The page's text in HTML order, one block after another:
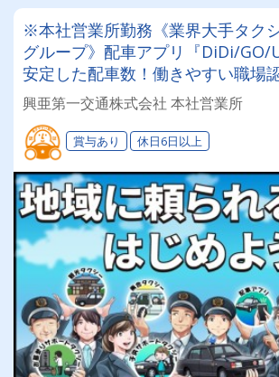
※本社営業所勤務《業界大手タク
グループ》配車アプリ『DiDi/
安定した配車数！働きやすい職場
業所に認定◎未経験者でも安心し
ト♪
興亜第一交通株式会社 本社営業所
賞与あり 休日6日以上